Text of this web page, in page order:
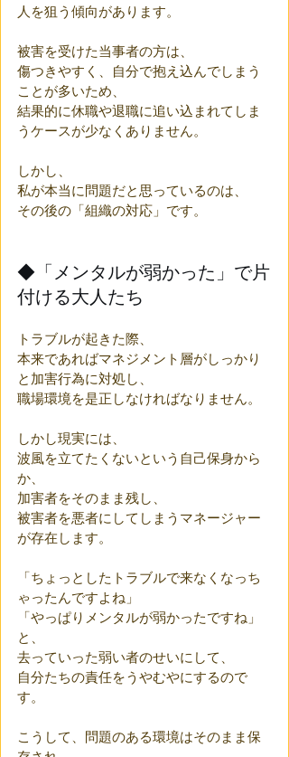
人を狙う傾向があります。
被害を受けた当事者の方は、
傷つきやすく、自分で抱え込んでしまう
ことが多いため、
結果的に休職や退職に追い込まれてしま
うケースが少なくありません。
しかし、
私が本当に問題だと思っているのは、
その後の「組織の対応」です。
◆「メンタルが弱かった」で片
付ける大人たち
トラブルが起きた際、
本来であればマネジメント層がしっかり
と加害行為に対処し、
職場環境を是正しなければなりません。
しかし現実には、
波風を立てたくないという自己保身から
か、
加害者をそのまま残し、
被害者を悪者にしてしまうマネージャー
が存在します。
「ちょっとしたトラブルで来なくなっち
ゃったんですよね」
「やっぱりメンタルが弱かったですね」
と、
去っていった弱い者のせいにして、
自分たちの責任をうやむやにするので
す。
こうして、問題のある環境はそのまま保